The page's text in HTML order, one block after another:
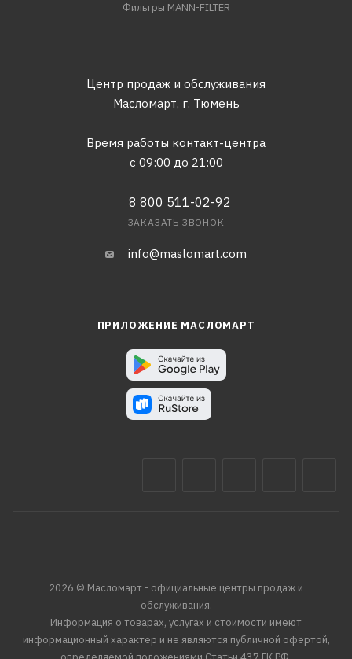
Фильтры MANN-FILTER
Центр продаж и обслуживания
Масломарт, г. Тюмень
Время работы контакт-центра
с 09:00 до 21:00
8 800 511-02-92
ЗАКАЗАТЬ ЗВОНОК
info@maslomart.com
ПРИЛОЖЕНИЕ МАСЛОМАРТ
2026 © Масломарт - официальные центры продаж и
обслуживания.
Информация о товарах, услугах и стоимости имеют
информационный характер и не являются публичной офертой,